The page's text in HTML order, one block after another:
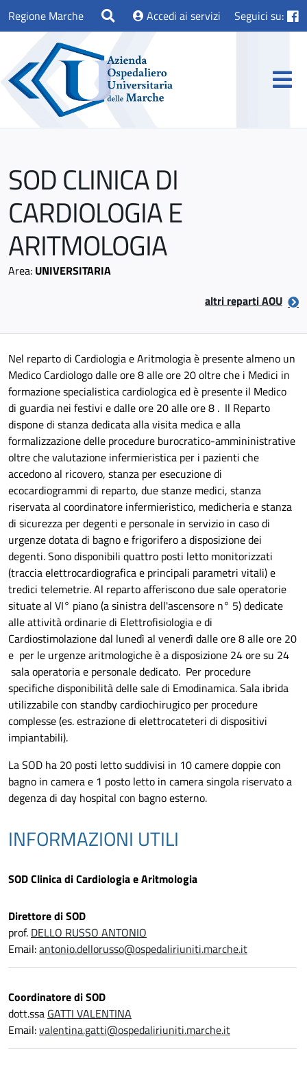
Regione Marche Accedi ai servizi Seguici su:
SOD CLINICA DI
CARDIOLOGIA E
ARITMOLOGIA
Area: UNIVERSITARIA
altri reparti AOU
Nel reparto di Cardiologia e Aritmologia è presente almeno un
Medico Cardiologo dalle ore 8 alle ore 20 oltre che i Medici in
formazione specialistica cardiologica ed è presente il Medico
di guardia nei festivi e dalle ore 20 alle ore 8 . Il Reparto
dispone di stanza dedicata alla visita medica e alla
formalizzazione delle procedure burocratico-ammininistrative
oltre che valutazione infermieristica per i pazienti che
accedono al ricovero, stanza per esecuzione di
ecocardiogrammi di reparto, due stanze medici, stanza
riservata al coordinatore infermieristico, medicheria e stanza
di sicurezza per degenti e personale in servizio in caso di
urgenze dotata di bagno e frigorifero a disposizione dei
degenti. Sono disponibili quattro posti letto monitorizzati
(traccia elettrocardiografica e principali parametri vitali) e
tredici telemetrie. Al reparto afferiscono due sale operatorie
situate al VI° piano (a sinistra dell'ascensore n° 5) dedicate
alle attività ordinarie di Elettrofisiologia e di
Cardiostimolazione dal lunedì al venerdì dalle ore 8 alle ore 20
e per le urgenze aritmologiche è a disposizione 24 ore su 24
sala operatoria e personale dedicato. Per procedure
specifiche disponibilità delle sale di Emodinamica. Sala ibrida
utilizzabile con standby cardiochirugico per procedure
complesse (es. estrazione di elettrocateteri di dispositivi
impiantabili).
La SOD ha 20 posti letto suddivisi in 10 camere doppie con
bagno in camera e 1 posto letto in camera singola riservato a
degenza di day hospital con bagno esterno.
INFORMAZIONI UTILI
SOD Clinica di Cardiologia e Aritmologia
Direttore di SOD
prof. DELLO RUSSO ANTONIO
Email:antonio.dellorusso@ospedaliriuniti.marche.it
Coordinatore di SOD
dott.ssa GATTI VALENTINA
Email:valentina.gatti@ospedaliriuniti.marche.it